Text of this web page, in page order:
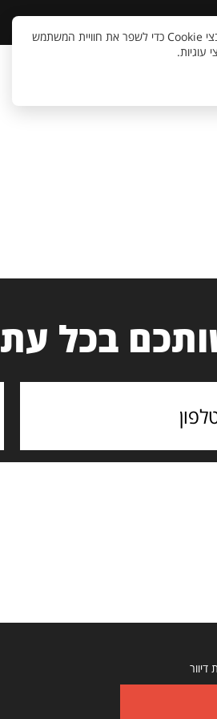
בכל עת
אנו משתמשים בקובצי Cookie כדי לשפר את חוויית המשתמש